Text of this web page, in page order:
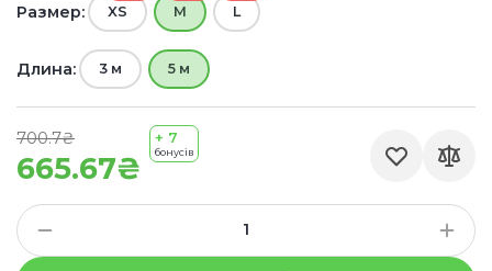
665.67₴
700.7₴ + 7
бонусів
Размер: XS М L
Длина: 3 м 5 м